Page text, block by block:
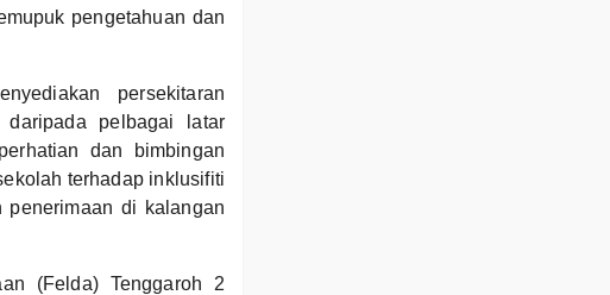
pengetahuan dan
persekitaran
daripada pelbagai latar
dan bimbingan
terhadap inklusifiti
penerimaan di kalangan
(Felda) Tenggaroh 2